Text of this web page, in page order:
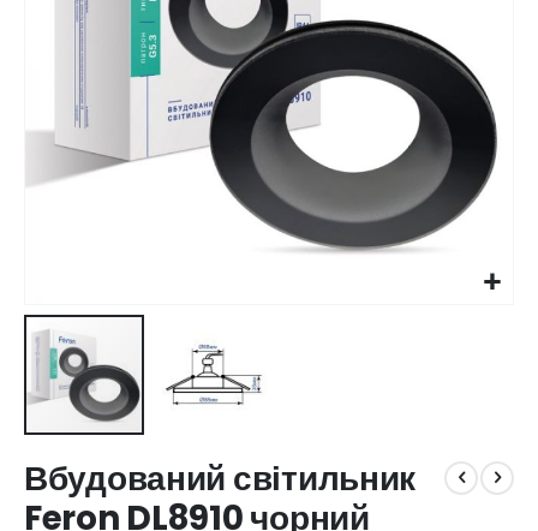
до
початку
галереї
Вбудований світильник
Feron DL8910 чорний